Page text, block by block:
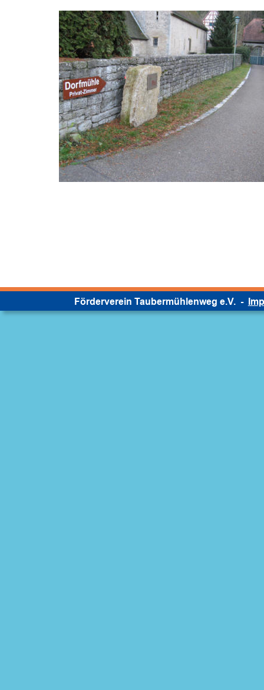
Förderverein Taubermühlenweg e.V.  -